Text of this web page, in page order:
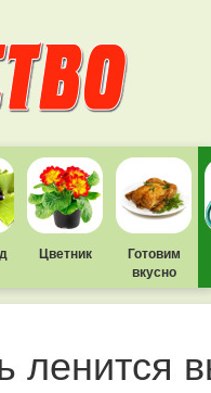
Цветник
Готовим
вкусно
ленится